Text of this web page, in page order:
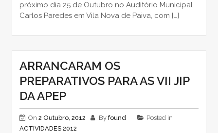
próximo dia 25 de Outubro no Auditório Municipal
Carlos Paredes em Vila Nova de Paiva, com […]
ARRANCARAM OS
PREPARATIVOS PARA AS VII JIP
DA APEP
On 2 Outubro, 2012 By found
Posted in
ACTIVIDADES 2012